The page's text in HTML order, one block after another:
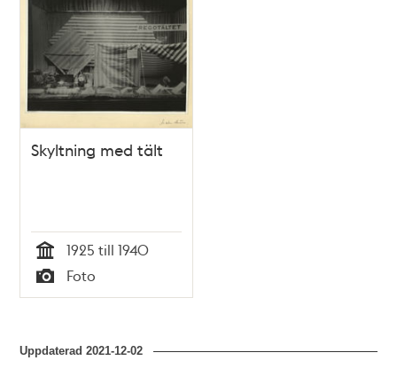
Skyltning med tält
Tid
1925 till 1940
Typ
Foto
Uppdaterad2021-12-02